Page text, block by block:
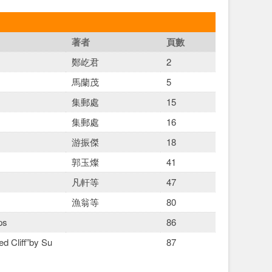
著者 頁數
鄭屹君
2
馬蘭茂
5
集郵處
15
集郵處
16
游振傑
18
郭玉燦
41
凡軒等
47
漁翁等
80
86
Cliff”by Su
87